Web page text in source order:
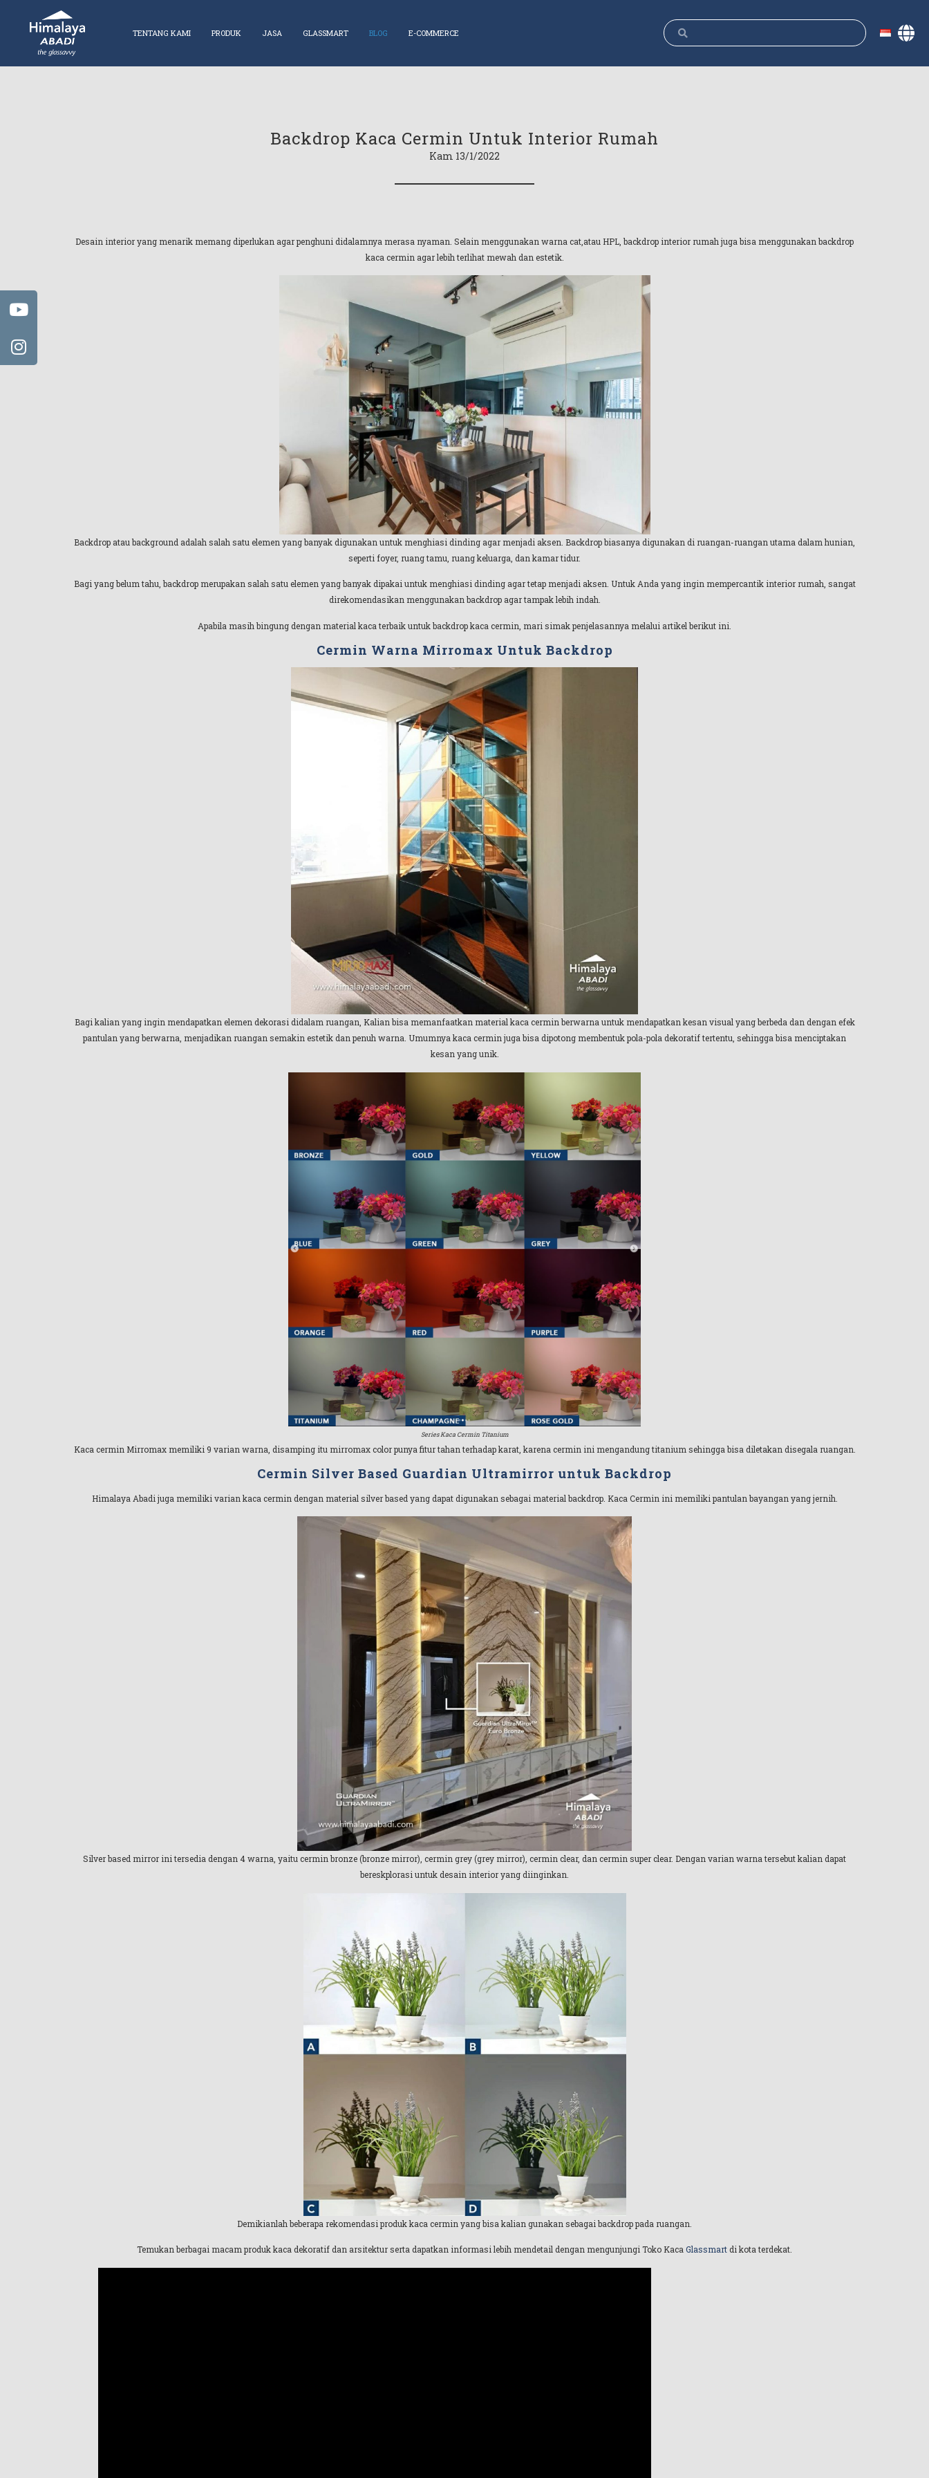
TENTANG KAMI PRODUK JASA GLASSMART BLOG E-COMMERCE
Backdrop Kaca Cermin Untuk Interior Rumah
Kam 13/1/2022
Desain interior yang menarik memang diperlukan agar penghuni didalamnya merasa nyaman. Selain menggunakan warna cat,atau HPL, backdrop interior rumah juga bisa menggunakan backdrop
kaca cermin agar lebih terlihat mewah dan estetik.
Backdrop atau background adalah salah satu elemen yang banyak digunakan untuk menghiasi dinding agar menjadi aksen. Backdrop biasanya digunakan di ruangan-ruangan utama dalam hunian,
seperti foyer, ruang tamu, ruang keluarga, dan kamar tidur.
Bagi yang belum tahu, backdrop merupakan salah satu elemen yang banyak dipakai untuk menghiasi dinding agar tetap menjadi aksen. Untuk Anda yang ingin mempercantik interior rumah, sangat
direkomendasikan menggunakan backdrop agar tampak lebih indah.
Apabila masih bingung dengan material kaca terbaik untuk backdrop kaca cermin, mari simak penjelasannya melalui artikel berikut ini.
Cermin Warna Mirromax Untuk Backdrop
Bagi kalian yang ingin mendapatkan elemen dekorasi didalam ruangan, Kalian bisa memanfaatkan material kaca cermin berwarna untuk mendapatkan kesan visual yang berbeda dan dengan efek
pantulan yang berwarna, menjadikan ruangan semakin estetik dan penuh warna. Umumnya kaca cermin juga bisa dipotong membentuk pola-pola dekoratif tertentu, sehingga bisa menciptakan
kesan yang unik.
Series Kaca Cermin Titanium
Kaca cermin Mirromax memiliki 9 varian warna, disamping itu mirromax color punya fitur tahan terhadap karat, karena cermin ini mengandung titanium sehingga bisa diletakan disegala ruangan.
Cermin Silver Based Guardian Ultramirror untuk Backdrop
Himalaya Abadi juga memiliki varian kaca cermin dengan material silver based yang dapat digunakan sebagai material backdrop. Kaca Cermin ini memiliki pantulan bayangan yang jernih.
Silver based mirror ini tersedia dengan 4 warna, yaitu cermin bronze (bronze mirror), cermin grey (grey mirror), cermin clear, dan cermin super clear. Dengan varian warna tersebut kalian dapat
bereskplorasi untuk desain interior yang diinginkan.
Demikianlah beberapa rekomendasi produk kaca cermin yang bisa kalian gunakan sebagai backdrop pada ruangan.
Temukan berbagai macam produk kaca dekoratif dan arsitektur serta dapatkan informasi lebih mendetail dengan mengunjungi Toko Kaca Glassmartdi kota terdekat.